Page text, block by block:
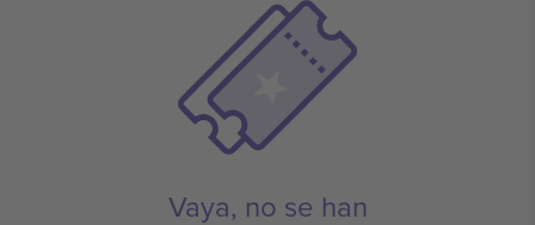
Vaya, no se han